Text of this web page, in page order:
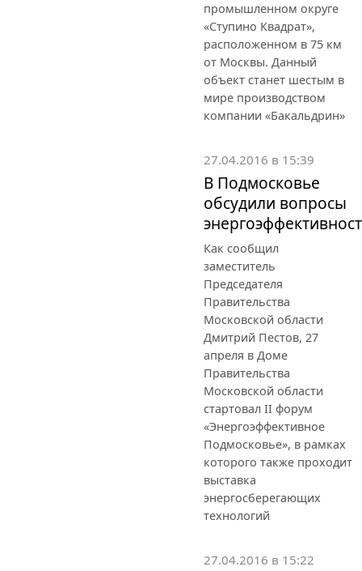
промышленном округе
«Ступино Квадрат»,
расположенном в 75 км
от Москвы. Данный
объект станет шестым в
мире производством
компании «Бакальдрин»
27.04.2016 в 15:39
В Подмосковье
обсудили вопросы
Как сообщил
заместитель
Председателя
Правительства
Московской области
Дмитрий Пестов, 27
апреля в Доме
Правительства
Московской области
стартовал II форум
«Энергоэффективное
Подмосковье», в рамках
которого также проходит
выставка
энергосберегающих
технологий
27.04.2016 в 15:22